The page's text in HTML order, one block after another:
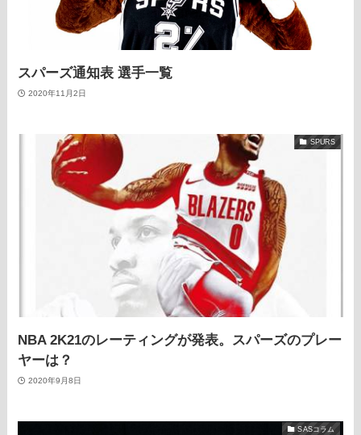
スパーズ通知表 選手一覧
2020年11月2日
SPURS
NBA 2K21のレーティングが発表。スパーズのプレー
ヤーは？
2020年9月8日
SASコラム